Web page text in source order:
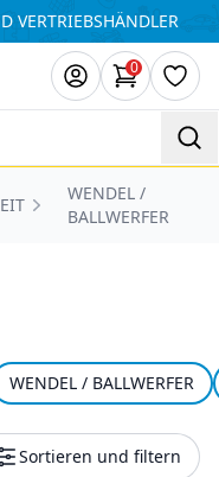
VERTRIEBSHÄNDLER
0
Artikel im
WENDEL /
BALLWERFER
WENDEL / BALLWERFER
Sortieren und filtern